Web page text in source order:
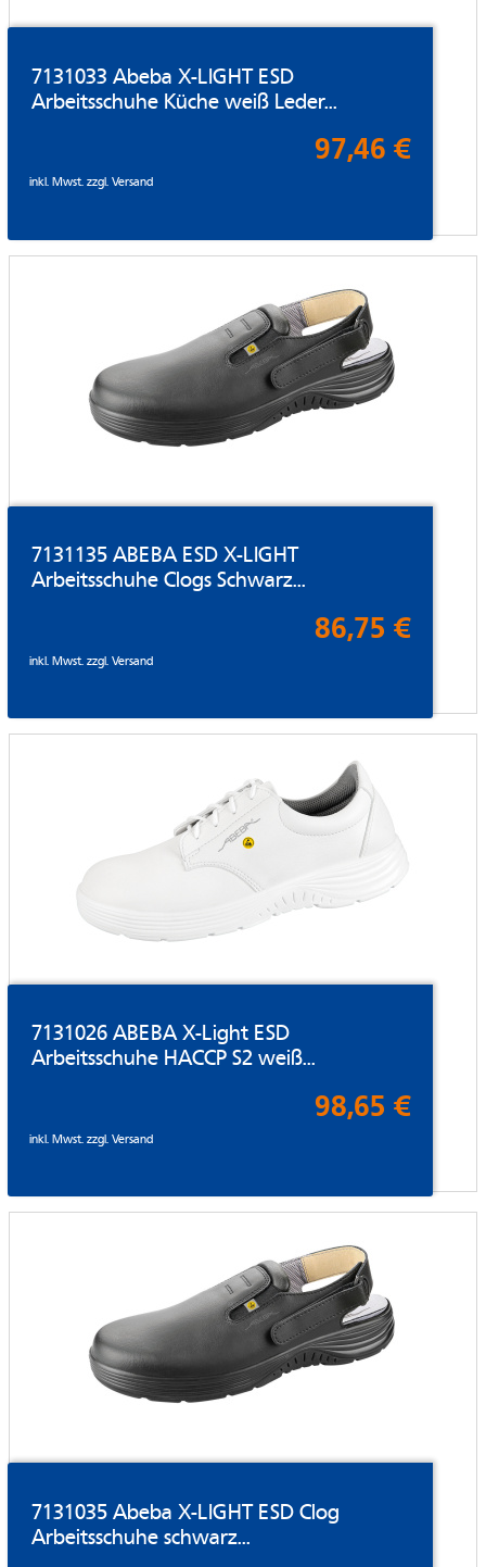
7131033 Abeba X-LIGHT ESD
Arbeitsschuhe Küche weiß Leder...
97,46 €
inkl. Mwst. zzgl.Versand
7131135 ABEBA ESD X-LIGHT
Arbeitsschuhe Clogs Schwarz...
86,75 €
inkl. Mwst. zzgl.Versand
7131026 ABEBA X-Light ESD
Arbeitsschuhe HACCP S2 weiß...
98,65 €
inkl. Mwst. zzgl.Versand
7131035 Abeba X-LIGHT ESD Clog
Arbeitsschuhe schwarz...